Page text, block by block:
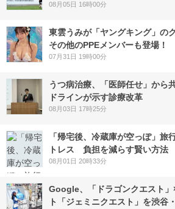
08月05日 16時00分
東雲うみが「ヤングキング」の
その他のPPEメンバーも登場！
07月31日 19時00分
うつ病治療、「医師任せ」か
ドラインが示す診療改革
08月03日 17時25分
「帰宅後、冷蔵庫が空っぽ」旅
トレス 負担を減らす賢い方法
08月01日 20時33分
Google、「ドラゴンクエスト
ト「ジェミニクエスト」を渋谷